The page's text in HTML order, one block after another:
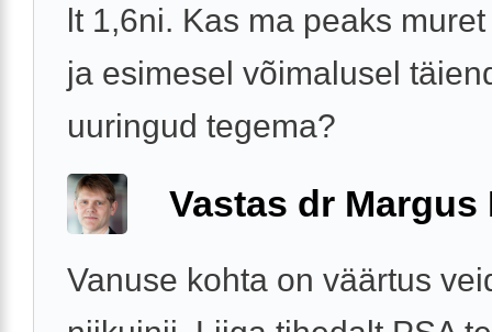
lt 1,6ni. Kas ma peaks
ja esimesel võimalusel
uuringud tegema?
Vastas dr Margus
Vanuse kohta on väärtus